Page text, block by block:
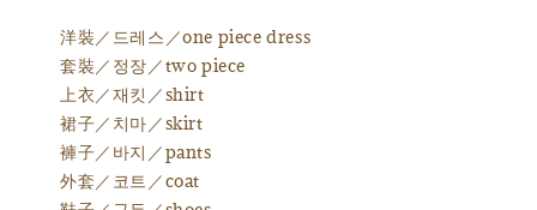
洋裝／드레스／one piece dress
套裝／정장／two piece
上衣／재킷／shirt
裙子／치마／skirt
褲子／바지／pants
外套／코트／coat